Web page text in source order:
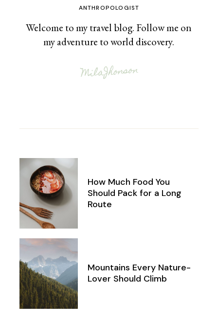
ANTHROPOLOGIST
Welcome to my travel blog. Follow me on
my adventure to world discovery.
How Much Food You
Should Pack for a Long
Route
Mountains Every Nature-
Lover Should Climb